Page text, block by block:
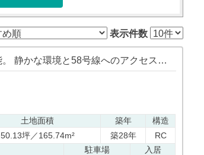
表示件数
現在賃貸中にて内覧不可、お引越し後は自己住居用での使用可能。 静かな環境と58号線へのアクセスが便利なエリアです 二階建て建物で上下にバストイレ有り
土地面積 築年
構造
50.13坪／165.74m² 築28年
RC
駐車場
入居